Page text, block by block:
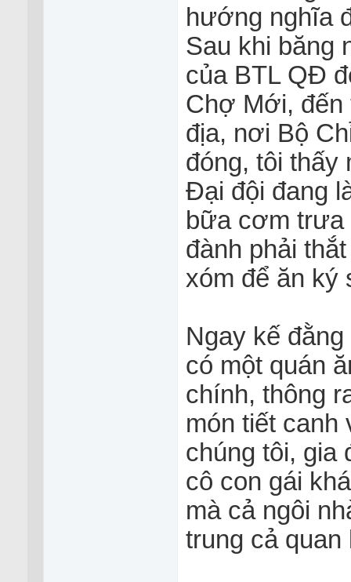
hướng nghĩa
Sau khi băng
của BTL QĐ
Chợ Mới,
địa, nơi Bộ
đóng, tôi thấy
Đại đội đang
bữa cơm trưa
đành phải
xóm để ăn ký
Ngay kế
có một quán
chính, thông
món tiết canh
chúng tôi, gia
cô con gái
mà cả ngôi
trung cả quan